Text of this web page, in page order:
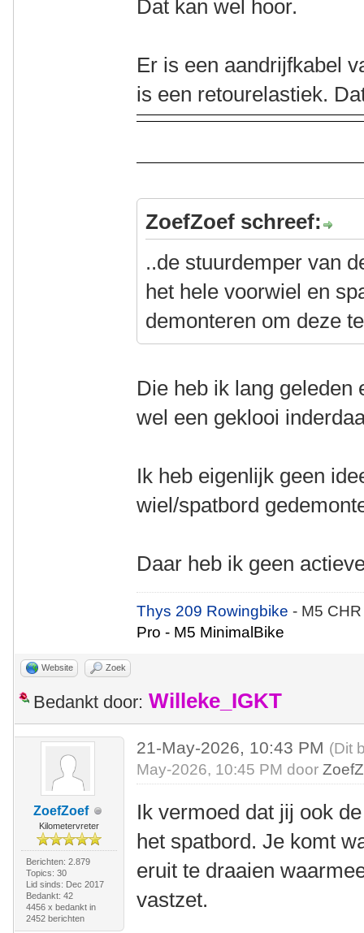
Dat kan wel hoor.
Er is een aandrijfkabel
is een retourelastiek.
ZoefZoef schreef:
..de stuurdemper van
het hele voorwiel en
demonteren om deze
Die heb ik lang geleden
wel een geklooi
Ik heb eigenlijk geen
wiel/spatbord
Daar heb ik geen
Thys 209 Rowingbike- M5
Pro - M5 MinimalBike
Website Zoek
Bedankt door: Willeke_IGKT
ZoefZoef
Kilometervreter
Berichten: 2.879
Topics: 30
Lid sinds: Dec 2017
Bedankt: 42
4456 x bedankt in
2452 berichten
21-May-2026, 10:43 PM (Dit
May-2026, 10:45 PM door
Ik vermoed dat jij ook
het spatbord. Je komt
eruit te draaien
vastzet.